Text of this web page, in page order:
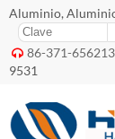
Aluminio,
 86-371-
9531